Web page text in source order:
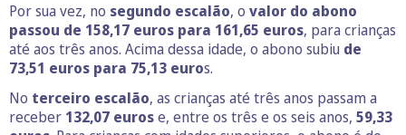
Por sua vez, no segundo escalão, o valor do abono
passou de 158,17 euros para 161,65 euros, para crianças
até aos três anos. Acima dessa idade, o abono subiu de
73,51 euros para 75,13 euros.
No terceiro escalão, as crianças até três anos passam a
receber 132,07 eurose, entre os três e os seis anos, 59,33